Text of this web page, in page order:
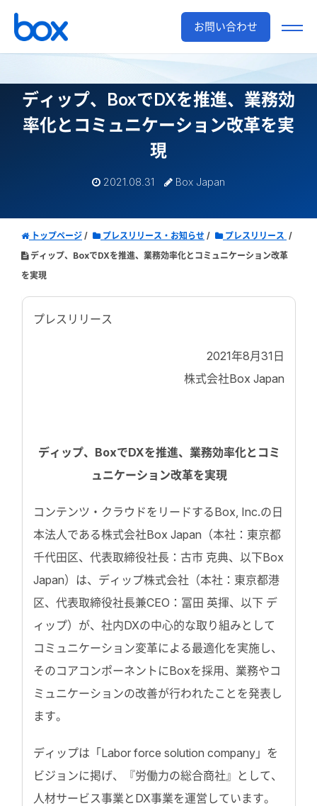
お問い合わせ
ディップ、BoxでDXを推進、業務効
率化とコミュニケーション改革を実
現
2021.08.31 Box Japan
トップページ プレスリリース・お知らせ
プレスリリース
ディップ、BoxでDXを推進、業務効率化とコミュニケーション改革
を実現
プレスリリース
2021年8月31日
株式会社Box Japan
ディップ、BoxでDXを推進、業務効率化とコミ
ュニケーション改革を実現
コンテンツ・クラウドをリードするBox, Inc.の日
本法人である株式会社Box Japan（本社：東京都
千代田区、代表取締役社長：古市 克典、以下Box
Japan）は、ディップ株式会社（本社：東京都港
区、代表取締役社長兼CEO：冨田 英揮、以下 デ
ィップ）が、社内DXの中心的な取り組みとして
コミュニケーション変革による最適化を実施し、
そのコアコンポーネントにBoxを採用、業務やコ
ミュニケーションの改善が行われたことを発表し
ます。
ディップは「Labor force solution company」を
ビジョンに掲げ、『労働力の総合商社』として、
人材サービス事業とDX事業を運営しています。